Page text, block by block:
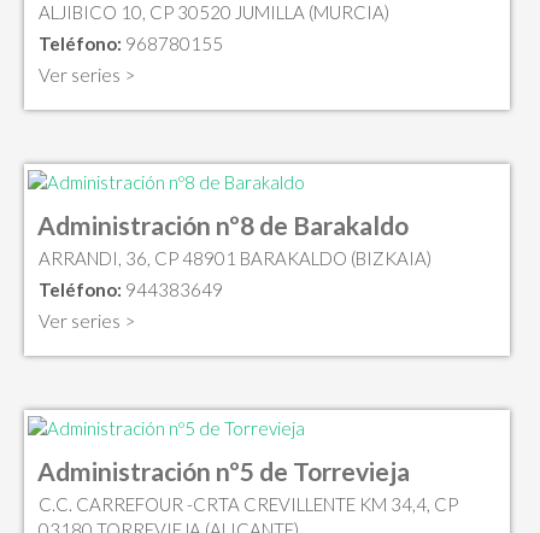
ALJIBICO 10, CP 30520 JUMILLA (MURCIA)
Teléfono: 968780155
Ver series >
Administración nº8 de Barakaldo
ARRANDI, 36, CP 48901 BARAKALDO (BIZKAIA)
Teléfono: 944383649
Ver series >
Administración nº5 de Torrevieja
C.C. CARREFOUR -CRTA CREVILLENTE KM 34,4, CP